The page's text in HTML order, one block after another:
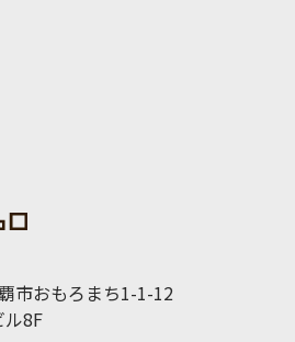
市おもろまち1-1-12
8F